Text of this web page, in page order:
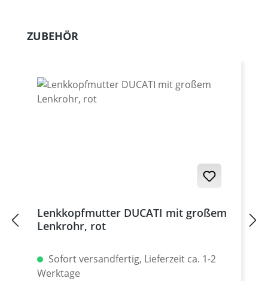
Produktgalerie überspringen
ZUBEHÖR
Lenkkopfmutter DUCATI mit großem
Lenkrohr, rot
Sofort versandfertig, Lieferzeit ca. 1-2
Werktage